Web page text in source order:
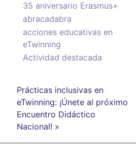
35 aniversario Erasmus+
abracadabra
acciones educativas en
eTwinning
Actividad destacada
Prácticas inclusivas en
eTwinning: ¡Únete al próximo
Encuentro Didáctico
Nacional! »